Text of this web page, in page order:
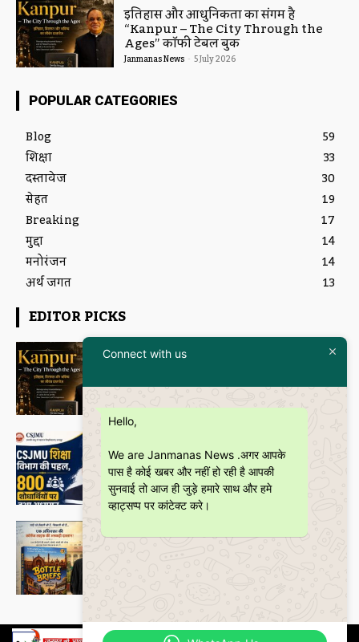
इतिहास और आधुनिकता का संगम है
“Kanpur – The City Through the
Ages” कॉफी टेबल बुक
Janmanas News - 5 July 2026
POPULAR CATEGORIES
Blog
59
शिक्षा
33
दस्तावेज
30
सेहत
19
Breaking
17
मुद्दा
14
मनोरंजन
14
अर्थ जगत
13
EDITOR PICKS
Featured
इतिहास और आधुनिकता का संगम है
Ages” कॉफी टेबल बुक
Janmanas News - 5 July 2026
CSJMU, कानपुर द्वारा बना ‘जागरूकता पैमाना’
शोध की वैश्विक पहचान को देगा नई दिशा
Janmanas News - 28 June 2026
बॉटल ब्रीफ्स : एक अधिवक्ता की युवा उम्र की
Connect with us
Hello,
We are Janmanas News .अगर आपके
पास है कोई खबर और नहीं हो रही है आपकी
सुनवाई तो आज ही जुड़े हमारे साथ और हमे
व्हाट्सप्प पर कांटेक्ट करे।